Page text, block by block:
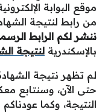
موقع البوابة
من رابط لنتيجة الشهادة
ننشر لكم الرابط
بالإسكندرية لنتيجة
لم تظهر نتيجة
حتى الآن، وسنتابع
النتيجة، وكما